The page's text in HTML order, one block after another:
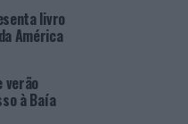
costeira.
os açorianos a
livro
América
verão
à Baía